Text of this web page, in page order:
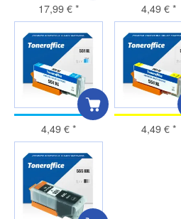
17,99 €* 4,49 €*
4,49 €* 4,49 €*